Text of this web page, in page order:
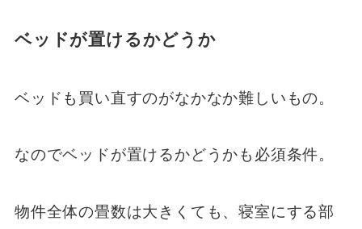
ベッドが置けるかどうか
ベッドも買い直すのがなかなか難しいもの。
なのでベッドが置けるかどうかも必須条件。
物件全体の畳数は大きくても、寝室にする部